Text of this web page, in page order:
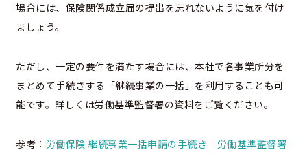
場合には、保険関係成立届の提出を忘れないように気を付け
ましょう。
ただし、一定の要件を満たす場合には、本社で各事業所分を
まとめて手続きする「継続事業の一括」を利用することも可
能です。詳しくは労働基準監督署の資料をご覧ください。
参考： 労働保険 継続事業一括申請の手続き｜労働基準監督署